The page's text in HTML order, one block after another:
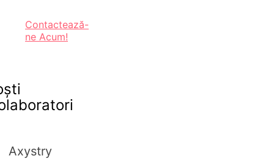
Contactează-
ne Acum!
Axystry